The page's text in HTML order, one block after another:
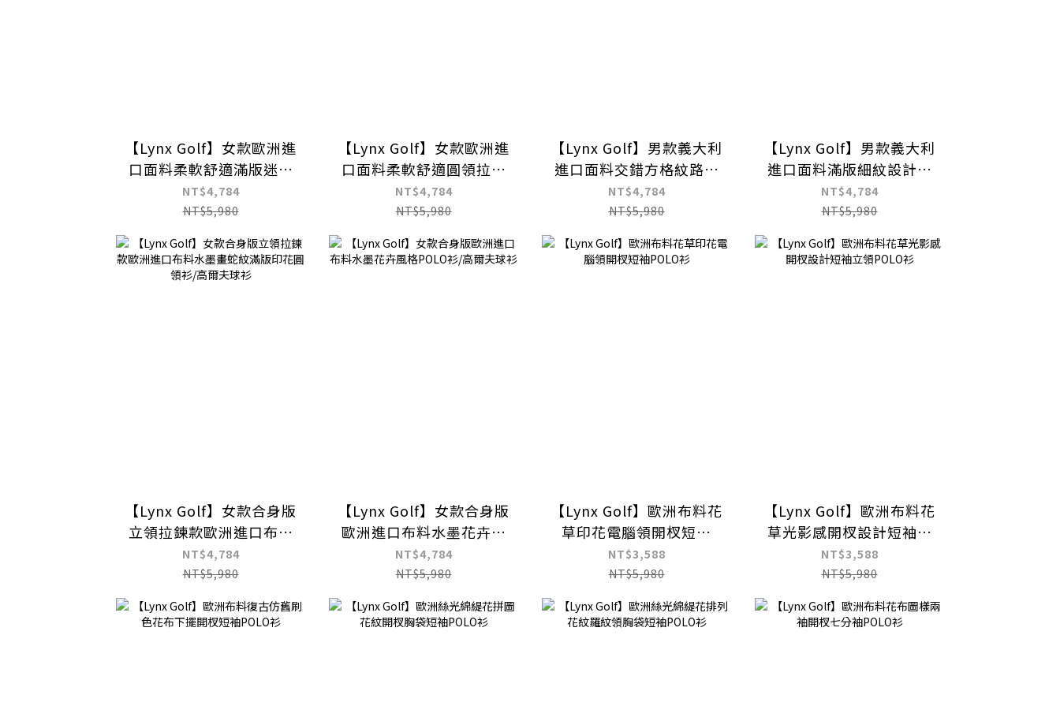
【Lynx Golf】女款歐洲進
口面料柔軟舒適滿版迷幻
印花設計長袖高爾夫球衫
NT$4,784
NT$5,980
【Lynx Golf】女款歐洲進
口面料柔軟舒適圓領拉鍊
滿版草寫印花長袖高爾夫
球衫
NT$4,784
NT$5,980
【Lynx Golf】男款義大利
進口面料交錯方格紋路胸
袋款造型長袖POLO衫
NT$4,784
NT$5,980
【Lynx Golf】男款義大利
進口面料滿版細紋設計胸
袋款造型長袖POLO衫
NT$4,784
NT$5,980
【Lynx Golf】女款合身版
立領拉鍊款歐洲進口布料
水墨畫蛇紋滿版印花圓領
衫/高爾夫球衫
NT$4,784
NT$5,980
【Lynx Golf】女款合身版
歐洲進口布料水墨花卉風
格POLO衫/高爾夫球衫
NT$4,784
NT$5,980
【Lynx Golf】歐洲布料花
草印花電腦領開杈短袖
POLO衫
NT$3,588
NT$5,980
【Lynx Golf】歐洲布料花
草光影感開杈設計短袖立
領POLO衫
NT$3,588
NT$5,980